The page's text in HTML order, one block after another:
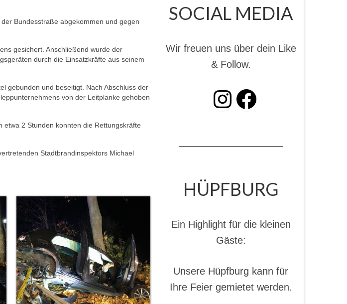
Bundesstraße abgekommen und gegen
gesichert. Anschließend wurde der
durch die Einsatzkräfte aus seinem
gebunden und beseitigt. Nach Abschluss der
von der Leitplanke gehoben
2 Stunden konnten die Rettungskräfte
Stadtbrandinspektors Michael
SOCIAL MEDIA
Wir freuen uns über dein Like
& Follow.
INSTAGRAM Facebook
HÜPFBURG
Ein Highlight für die kleinen
Gäste:
Unsere Hüpfburg kann für
Ihre Feier gemietet werden.